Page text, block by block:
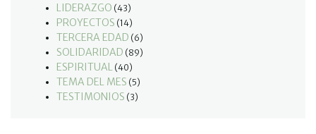
LIDERAZGO (43)
PROYECTOS (14)
TERCERA EDAD (6)
SOLIDARIDAD (89)
ESPIRITUAL (40)
TEMA DEL MES (5)
TESTIMONIOS (3)